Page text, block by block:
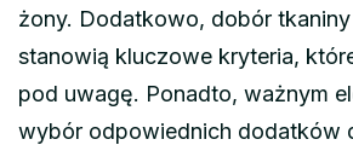
żony. Dodatkowo, dobór
stanowią kluczowe kryteria,
pod uwagę. Ponadto, ważnym
wybór odpowiednich dodatków